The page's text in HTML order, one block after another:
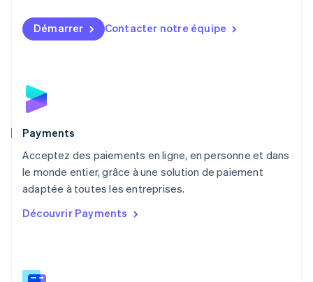
Démarrer Contacter notre équipe
Payments
Acceptez des paiements en ligne, en personne et dans
le monde entier, grâce à une solution de paiement
adaptée à toutes les entreprises.
Découvrir Payments
English简体中文
Malte
Norvège
English
English
NederlandsEnglish
Pologne
English
PortuguêsEnglish
English